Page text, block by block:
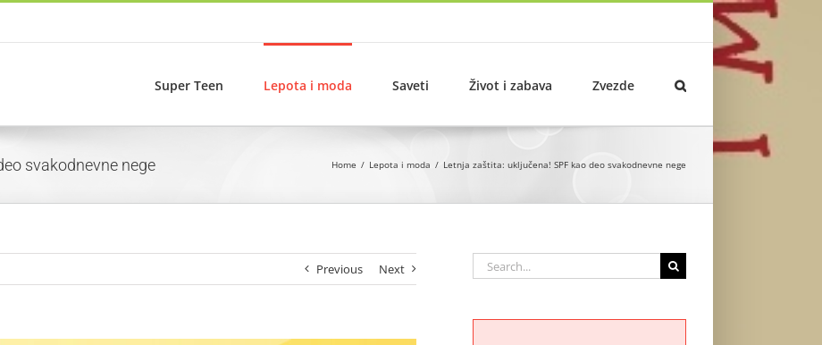
Super Teen Lepota i moda Saveti Život i zabava Zvezde
svakodnevne nege Home Lepota i moda Letnja zaštita: uključena! SPF kao deo svakodnevne nege
Previous Next
Search
for: